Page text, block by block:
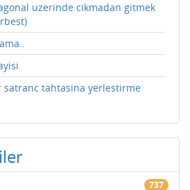
uzerinde cikmadan gitmek
tahtasina yerlestirme
737